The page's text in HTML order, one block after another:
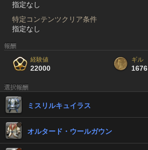
指定なし
特定コンテンツクリア条件
指定なし
報酬
経験値
22000
ギル
1676
選択報酬
ミスリルキュイラス
オルタード・ウールガウン